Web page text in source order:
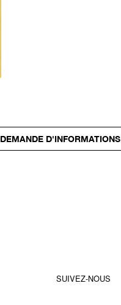
DEMANDE D'INFORMATIONS
SUIVEZ-NOUS